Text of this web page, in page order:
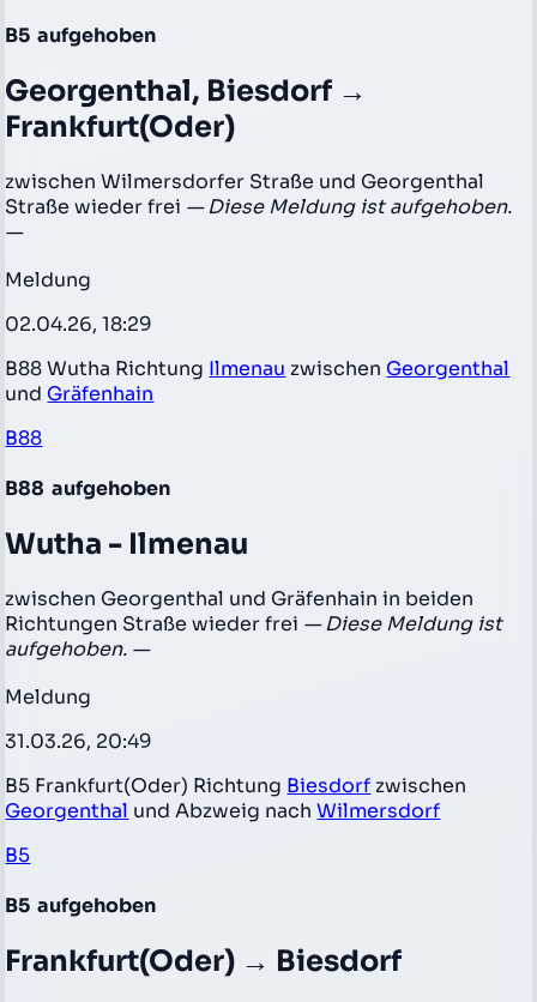
B5 aufgehoben
Georgenthal, Biesdorf →
Frankfurt(Oder)
zwischen Wilmersdorfer Straße und Georgenthal
Straße wieder frei — Diese Meldung ist aufgehoben.
—
Meldung
02.04.26, 18:29
B88 Wutha Richtung Ilmenau zwischen Georgenthal
und Gräfenhain
B88
B88 aufgehoben
Wutha - Ilmenau
zwischen Georgenthal und Gräfenhain in beiden
Richtungen Straße wieder frei — Diese Meldung ist
aufgehoben. —
Meldung
31.03.26, 20:49
B5 Frankfurt(Oder) Richtung Biesdorf zwischen
Georgenthal und Abzweig nachWilmersdorf
B5
B5 aufgehoben
Frankfurt(Oder) → Biesdorf